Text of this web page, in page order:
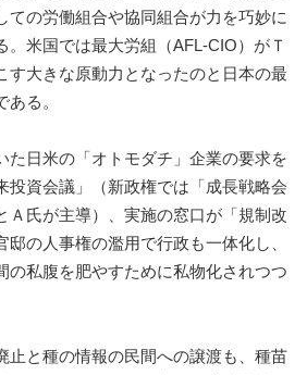
ての労働組合や協同組合が力を巧妙に
。米国では最大労組（AFL-CIO）がＴ
す大きな原動力となったのと日本の最
る。
日米の「オトモダチ」企業の要求を
投資会議」（新政権では「成長戦略会
Ａ氏が主導）、実施の窓口が「規制改
の人事権の濫用で行政も一体化し、
の私腹を肥やすために私物化されつつ
と種の情報の民間への譲渡も、種苗